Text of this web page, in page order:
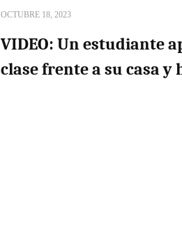
OCTUBRE 18, 2023
VIDEO: Un estudiante
clase frente a su casa y